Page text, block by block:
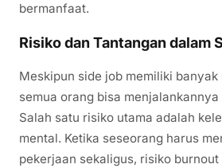
bermanfaat.
Risiko dan Tantangan dalam
Meskipun side job memiliki
semua orang bisa
Salah satu risiko utama adalah
mental. Ketika seseorang harus
pekerjaan sekaligus, risiko